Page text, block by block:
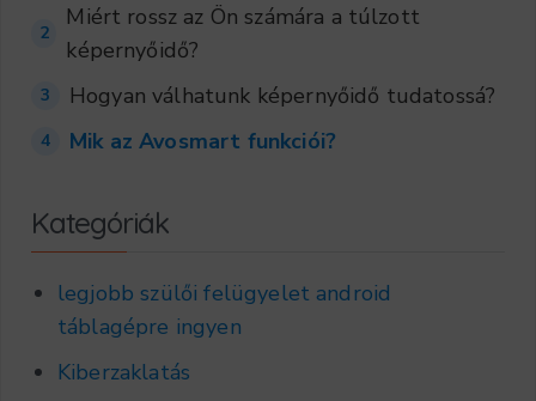
2
Miért rossz az Ön számára a túlzott
képernyőidő?
3 Hogyan válhatunk képernyőidő tudatossá?
4 Mik az Avosmart funkciói?
Kategóriák
legjobb szülői felügyelet android
táblagépre ingyen
Kiberzaklatás